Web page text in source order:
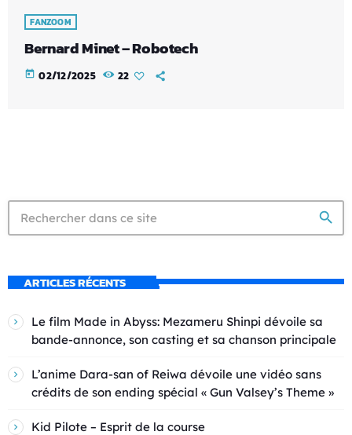
FANZOOM
Bernard Minet – Robotech
today 02/12/2025 22
search
ARTICLES RÉCENTS
Le film Made in Abyss: Mezameru Shinpi dévoile sa
bande-annonce, son casting et sa chanson principale
L’anime Dara-san of Reiwa dévoile une vidéo sans
crédits de son ending spécial « Gun Valsey’s Theme »
Kid Pilote – Esprit de la course